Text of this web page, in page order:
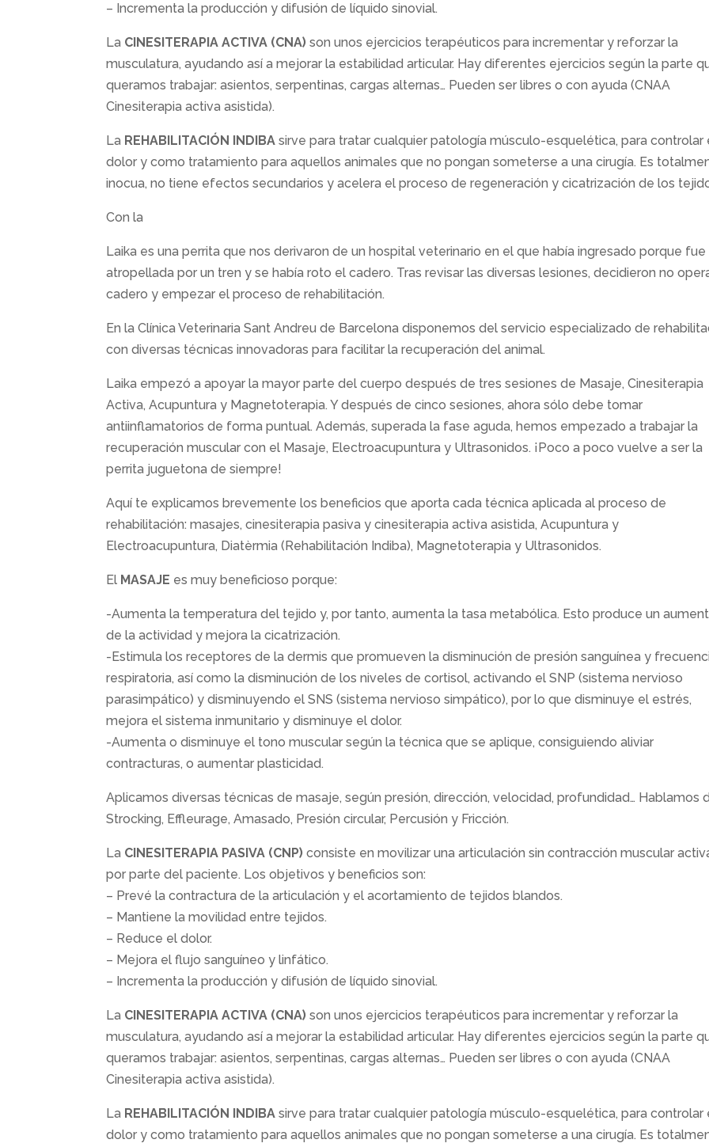
– Incrementa la producción y difusión de líquido sinovial.
La CINESITERAPIA ACTIVA (CNA) son unos ejercicios terapéuticos para incrementar y reforzar la
musculatura, ayudando así a mejorar la estabilidad articular. Hay diferentes ejercicios según la parte
queramos trabajar: asientos, serpentinas, cargas alternas… Pueden ser libres o con ayuda (CNAA
Cinesiterapia activa asistida).
La REHABILITACIÓN INDIBAsirve para tratar cualquier patología músculo-esquelética, para controlar
dolor y como tratamiento para aquellos animales que no pongan someterse a una cirugía. Es
inocua, no tiene efectos secundarios y acelera el proceso de regeneración y cicatrización de los
Con la
Laika es una perrita que nos derivaron de un hospital veterinario en el que había ingresado porque fue
atropellada por un tren y se había roto el cadero. Tras revisar las diversas lesiones, decidieron no
cadero y empezar el proceso de rehabilitación.
En la Clínica Veterinaria Sant Andreu de Barcelona disponemos del servicio especializado de
con diversas técnicas innovadoras para facilitar la recuperación del animal.
Laika empezó a apoyar la mayor parte del cuerpo después de tres sesiones de Masaje, Cinesiterapia
Activa, Acupuntura y Magnetoterapia. Y después de cinco sesiones, ahora sólo debe tomar
antiinflamatorios de forma puntual. Además, superada la fase aguda, hemos empezado a trabajar la
recuperación muscular con el Masaje, Electroacupuntura y Ultrasonidos. ¡Poco a poco vuelve a ser la
perrita juguetona de siempre!
Aquí te explicamos brevemente los beneficios que aporta cada técnica aplicada al proceso de
rehabilitación: masajes, cinesiterapia pasiva y cinesiterapia activa asistida, Acupuntura y
Electroacupuntura, Diatèrmia (Rehabilitación Indiba), Magnetoterapia y Ultrasonidos.
El MASAJE es muy beneficioso porque:
-Aumenta la temperatura del tejido y, por tanto, aumenta la tasa metabólica. Esto produce un
de la actividad y mejora la cicatrización.
-Estimula los receptores de la dermis que promueven la disminución de presión sanguínea y
respiratoria, así como la disminución de los niveles de cortisol, activando el SNP (sistema nervioso
parasimpático) y disminuyendo el SNS (sistema nervioso simpático), por lo que disminuye el estrés,
mejora el sistema inmunitario y disminuye el dolor.
-Aumenta o disminuye el tono muscular según la técnica que se aplique, consiguiendo aliviar
contracturas, o aumentar plasticidad.
Aplicamos diversas técnicas de masaje, según presión, dirección, velocidad, profundidad… Hablamos
Strocking, Effleurage, Amasado, Presión circular, Percusión y Fricción.
La CINESITERAPIA PASIVA (CNP) consiste en movilizar una articulación sin contracción muscular
por parte del paciente. Los objetivos y beneficios son:
– Prevé la contractura de la articulación y el acortamiento de tejidos blandos.
– Mantiene la movilidad entre tejidos.
– Reduce el dolor.
– Mejora el flujo sanguíneo y linfático.
– Incrementa la producción y difusión de líquido sinovial.
La CINESITERAPIA ACTIVA (CNA) son unos ejercicios terapéuticos para incrementar y reforzar la
musculatura, ayudando así a mejorar la estabilidad articular. Hay diferentes ejercicios según la parte
queramos trabajar: asientos, serpentinas, cargas alternas… Pueden ser libres o con ayuda (CNAA
Cinesiterapia activa asistida).
La REHABILITACIÓN INDIBA sirve para tratar cualquier patología músculo-esquelética, para controlar
dolor y como tratamiento para aquellos animales que no pongan someterse a una cirugía. Es